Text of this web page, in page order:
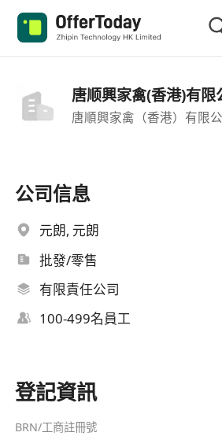
唐顺興家禽(香港)有限
唐順興家禽（香港）有限
公司信息
元朗, 元朗
批發/零售
有限責任公司
100-499名員工
登記資訊
BRN/工商註冊號